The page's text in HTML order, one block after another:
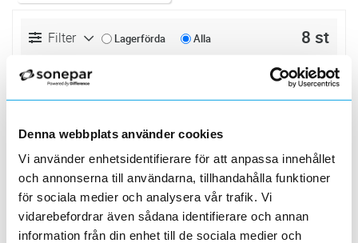
Denna webbplats använder cookies
Vi använder enhetsidentifierare för att anpassa innehållet
och annonserna till användarna, tillhandahålla funktioner
för sociala medier och analysera vår trafik. Vi
vidarebefordrar även sådana identifierare och annan
information från din enhet till de sociala medier och
Filter Lagerförda Alla 8 st
ArtNr 1654281
Skelettspruta, enkel användning, no drip
design
ST Lägg i kundvagn
ESSVE SKELETTSPRUTA 300ML
ArtNr
1653729
Varumärke ESSVE
ESSVE SKELETTSPRUTA 300ML